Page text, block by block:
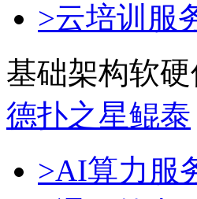
>云培训服
基础架构软硬
德扑之星鲲泰
>AI算力服